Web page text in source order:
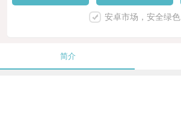
安卓市场，安全绿色
简介